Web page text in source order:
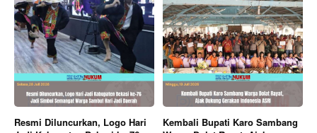
Subscription Plans
My account
Bagikan Artikel
Konser GeMa Merah Putih Harlah Ke-14 Ponpes Ora
Resmi Diluncurkan, Logo Hari
Kembali Bupati Karo Sambang